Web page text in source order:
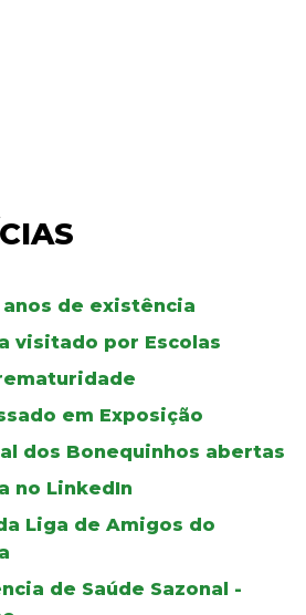
anos de existência
visitado por Escolas
em Exposição
dos Bonequinhos abertas
no LinkedIn
Liga de Amigos do
de Saúde Sazonal -